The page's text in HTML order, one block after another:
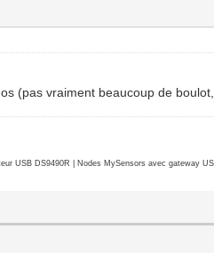
(pas vraiment beaucoup de
USB DS9490R | Nodes MySensors avec gateway